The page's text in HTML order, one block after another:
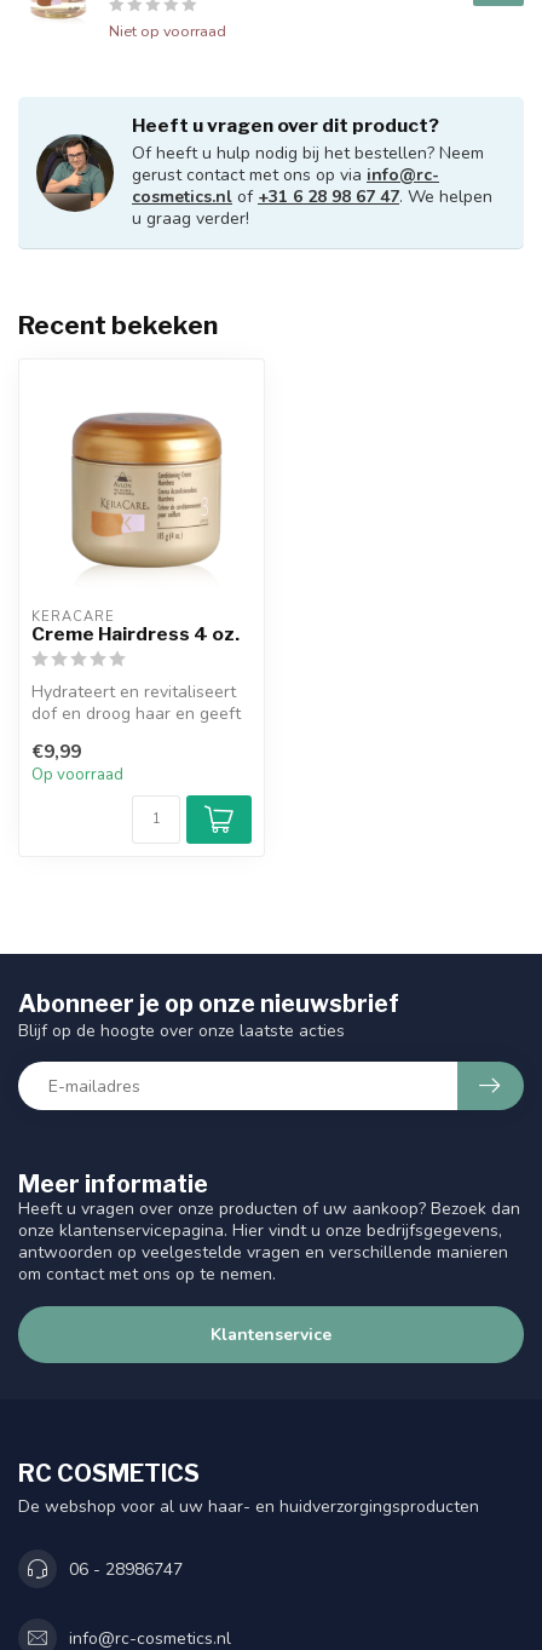
Niet op voorraad
Heeft u vragen over dit product?
Of heeft u hulp nodig bij het bestellen? Neem
gerust contact met ons op via info@rc-
cosmetics.nl of +31 6 28 98 67 47. We helpen
u graag verder!
Recent bekeken
KERACARE
Creme Hairdress 4 oz.
Hydrateert en revitaliseert
dof en droog haar en geeft
€9,99
Op voorraad
Meer informatie
Heeft u vragen over onze producten of uw aankoop? Bezoek dan
onze klantenservicepagina. Hier vindt u onze bedrijfsgegevens,
antwoorden op veelgestelde vragen en verschillende manieren
om contact met ons op te nemen.
Klantenservice
Abonneer je op onze nieuwsbrief
Blijf op de hoogte over onze laatste acties
RC COSMETICS
De webshop voor al uw haar- en huidverzorgingsproducten
06 - 28986747
info@rc-cosmetics.nl